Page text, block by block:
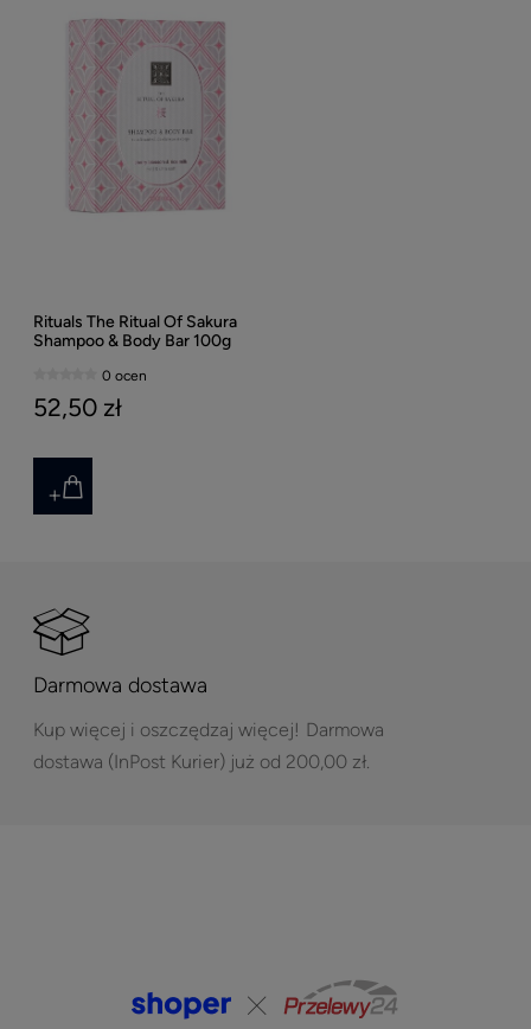
Rituals The Ritual Of Sakura
Shampoo & Body Bar 100g
0 ocen
52,50 zł
Darmowa dostawa
Kup więcej i oszczędzaj więcej! Darmowa
dostawa (InPost Kurier) już od 200,00 zł.